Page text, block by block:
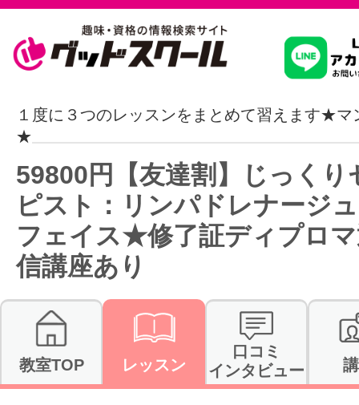
習いたいこ
スクールを
駅・路線か
通信講座を
体験レッス
１度に３つのレッスンをまとめて習えます★マ
★
59800円【友達割】じっくり
ピスト：リンパドレナージ
フェイス★修了証ディプロ
信講座あり
教室TOP レッスン
口コミ
インタビュー